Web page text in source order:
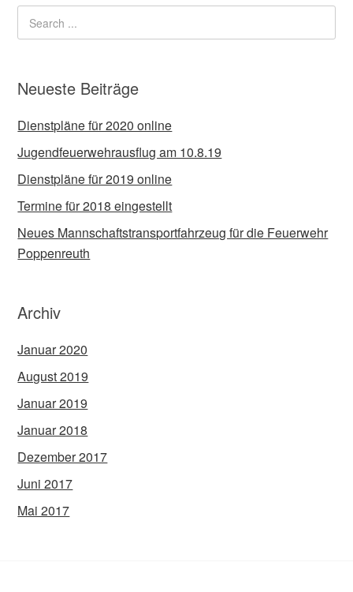
Neueste Beiträge
Dienstpläne für 2020 online
Jugendfeuerwehrausflug am 10.8.19
Dienstpläne für 2019 online
Termine für 2018 eingestellt
Neues Mannschaftstransportfahrzeug für die Feuerwehr
Poppenreuth
Archiv
Januar 2020
August 2019
Januar 2019
Januar 2018
Dezember 2017
Juni 2017
Mai 2017